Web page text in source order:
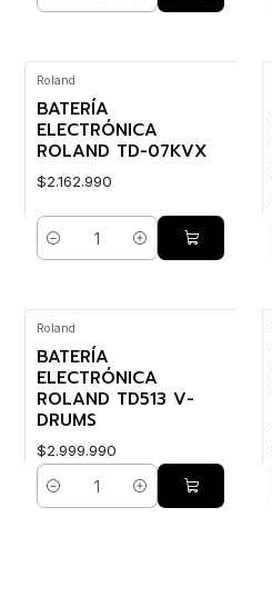
Roland
BATERÍA
ELECTRÓNICA
ROLAND TD-07KVX
$2.162.990
Cantidad
Roland
BATERÍA
ELECTRÓNICA
ROLAND TD513 V-
DRUMS
$2.999.990
Cantidad